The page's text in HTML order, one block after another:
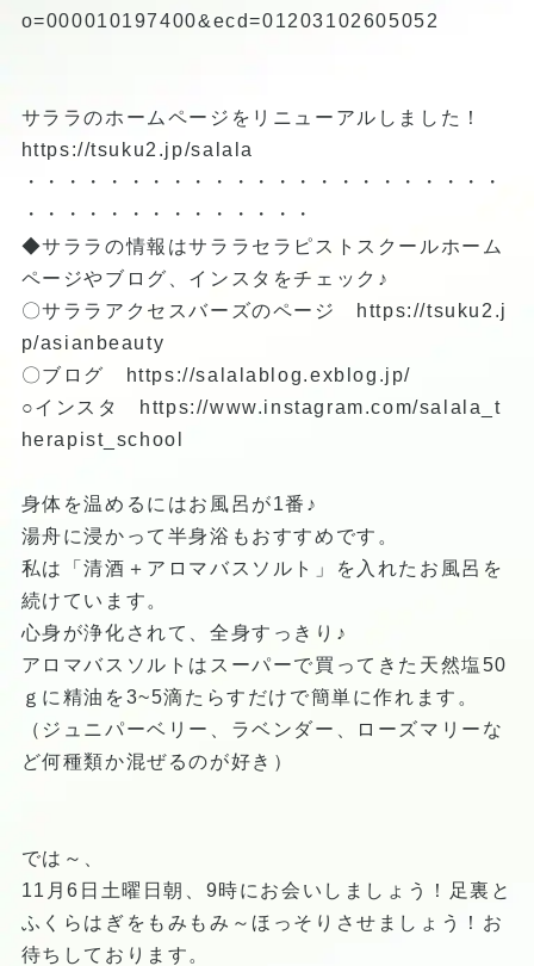
o=000010197400&ecd=01203102605052
サララのホームページをリニューアルしました！
https://tsuku2.jp/salala
・・・・・・・・・・・・・・・・・・・・・・・
・・・・・・・・・・・・・・
◆サララの情報はサララセラピストスクールホーム
ページやブログ、インスタをチェック♪
〇サララアクセスバーズのページ
https://tsuku2.j
p/asianbeauty
〇ブログ
https://salalablog.exblog.jp/
○インスタ
https://www.instagram.com/salala_t
herapist_school
身体を温めるにはお風呂が1番♪
湯舟に浸かって半身浴もおすすめです。
私は「清酒＋アロマバスソルト」を入れたお風呂を
続けています。
心身が浄化されて、全身すっきり♪
アロマバスソルトはスーパーで買ってきた天然塩50
ｇに精油を3~5滴たらすだけで簡単に作れます。
（ジュニパーベリー、ラベンダー、ローズマリーな
ど何種類か混ぜるのが好き）
では～、
11月6日土曜日朝、9時にお会いしましょう！足裏と
ふくらはぎをもみもみ～ほっそりさせましょう！お
待ちしております。